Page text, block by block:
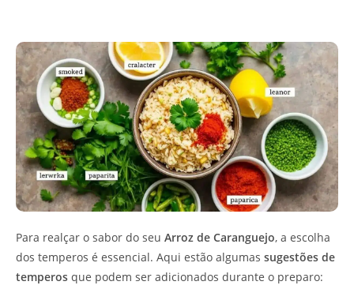
Para realçar o sabor do seu Arroz de Caranguejo, a escolha
dos temperos é essencial. Aqui estão algumas sugestões de
temperos que podem ser adicionados durante o preparo: